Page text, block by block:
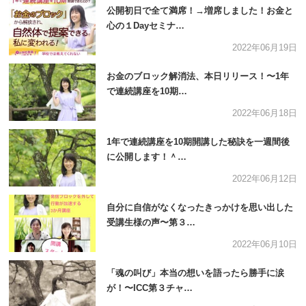
公開初日で全て満席！→増席しました！お金と
心の１Dayセミナ…
2022年06月19日
お金のブロック解消法、本日リリース！〜1年
で連続講座を10期…
2022年06月18日
1年で連続講座を10期開講した秘訣を一週間後
に公開します！＾…
2022年06月12日
自分に自信がなくなったきっかけを思い出した
受講生様の声〜第３…
2022年06月10日
「魂の叫び」本当の想いを語ったら勝手に涙
が！〜ICC第３チャ…